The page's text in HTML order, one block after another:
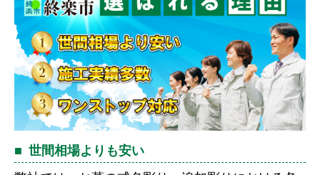
世間相場よりも安い